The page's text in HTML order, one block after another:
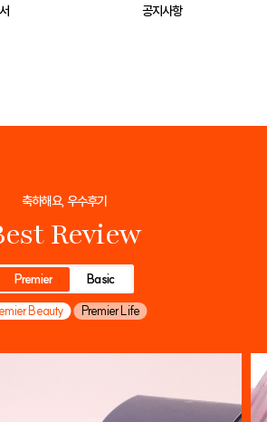
공지사항
축하해요, 우수후기
Review
Premier
Basic
Beauty
Premier Life